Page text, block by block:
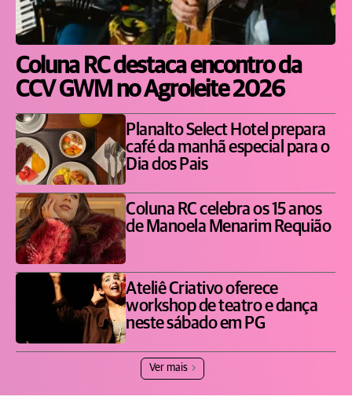
Coluna RC destaca encontro da
CCV GWM no Agroleite 2026
Planalto Select Hotel prepara
café da manhã especial para o
Dia dos Pais
Coluna RC celebra os 15 anos
de Manoela Menarim Requião
Ateliê Criativo oferece
workshop de teatro e dança
neste sábado em PG
Ver mais